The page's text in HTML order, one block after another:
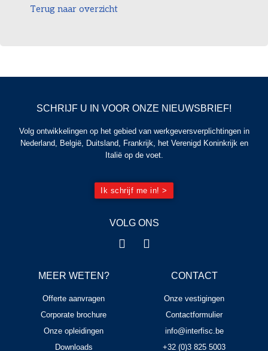
Terug naar overzicht
CONTACT
Onze vestigingen
Contactformulier
info@interfisc.be
+32 (0)3 825 5003
MEER WETEN?
Offerte aanvragen
Corporate brochure
Onze opleidingen
Downloads
VOLG ONS
SCHRIJF U IN VOOR ONZE NIEUWSBRIEF!
Volg ontwikkelingen op het gebied van werkgeversverplichtingen in
Nederland, België, Duitsland, Frankrijk, het Verenigd Koninkrijk en
Italië op de voet.
Ik schrijf me in! >